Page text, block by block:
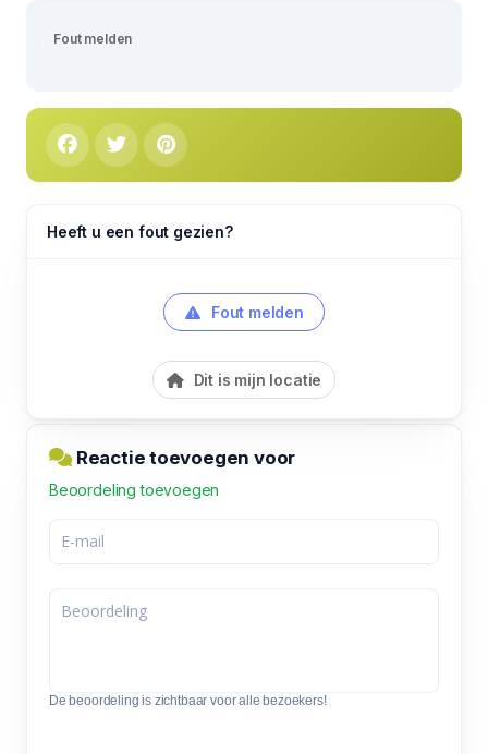
Fout melden
Heeft u een fout gezien?
Fout melden
Dit is mijn locatie
Reactie toevoegen voor
Beoordeling toevoegen
De beoordeling is zichtbaar voor alle bezoekers!